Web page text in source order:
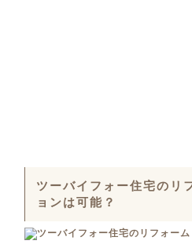
ツーバイフォー住宅のリ
ョンは可能？